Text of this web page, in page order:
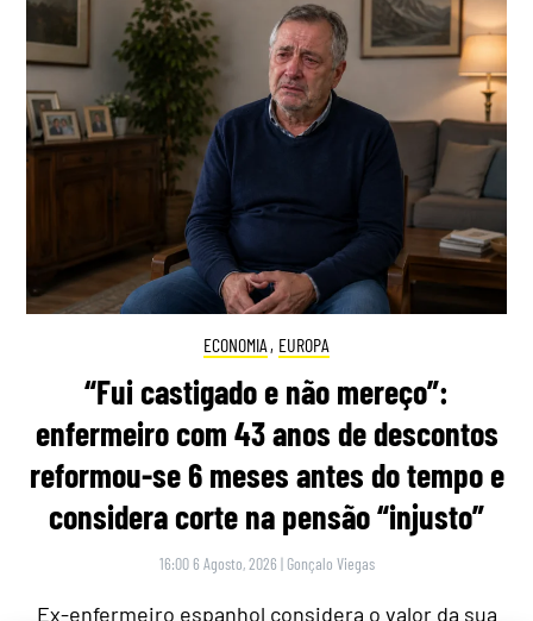
ECONOMIA , EUROPA
“Fui castigado e não mereço”:
enfermeiro com 43 anos de descontos
reformou-se 6 meses antes do tempo e
considera corte na pensão “injusto”
16:00 6 Agosto, 2026 | Gonçalo Viegas
Ex-enfermeiro espanhol considera o valor da sua